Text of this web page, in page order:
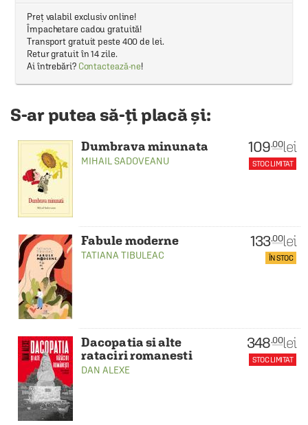
Preț valabil exclusiv online!
Împachetare cadou gratuită!
Transport gratuit peste 400 de lei.
Retur gratuit în 14 zile.
Ai întrebări? Contactează-ne!
S-ar putea să-ți placă și:
Dumbrava minunata
MIHAIL SADOVEANU
109.00lei
STOC LIMITAT
Fabule moderne
TATIANA TIBULEAC
133.00lei
ÎN STOC
Dacopatia si alte
rataciri romanesti
DAN ALEXE
348.00lei
STOC LIMITAT